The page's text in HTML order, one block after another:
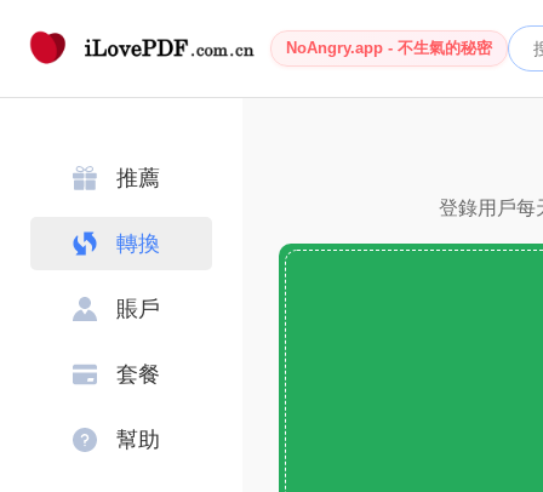
NoAngry.app - 不生氣的秘密
推薦
轉換
賬戶
套餐
幫助
登錄用戶每